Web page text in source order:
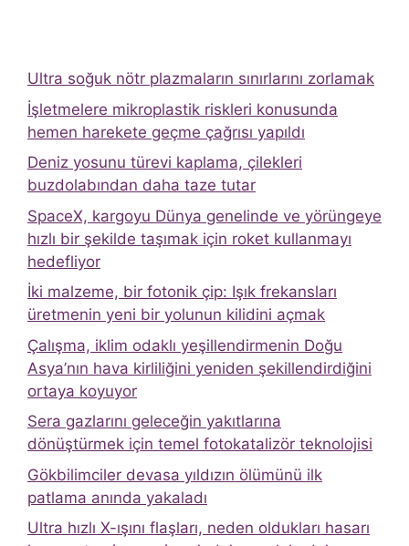
Ultra soğuk nötr plazmaların sınırlarını zorlamak
İşletmelere mikroplastik riskleri konusunda
hemen harekete geçme çağrısı yapıldı
Deniz yosunu türevi kaplama, çilekleri
buzdolabından daha taze tutar
SpaceX, kargoyu Dünya genelinde ve yörüngeye
hızlı bir şekilde taşımak için roket kullanmayı
hedefliyor
İki malzeme, bir fotonik çip: Işık frekansları
üretmenin yeni bir yolunun kilidini açmak
Çalışma, iklim odaklı yeşillendirmenin Doğu
Asya’nın hava kirliliğini yeniden şekillendirdiğini
ortaya koyuyor
Sera gazlarını geleceğin yakıtlarına
dönüştürmek için temel fotokatalizör teknolojisi
Gökbilimciler devasa yıldızın ölümünü ilk
patlama anında yakaladı
Ultra hızlı X-ışını flaşları, neden oldukları hasarı